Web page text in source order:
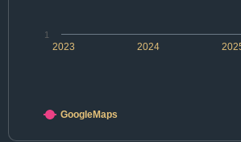
2024
2023
1
GoogleMaps